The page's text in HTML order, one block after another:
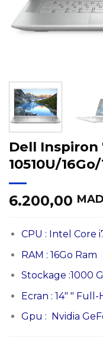
Dell Inspiron
10510U/
6.200,00 MAD
CPU : Intel Core
RAM : 16Go Ram
Stockage :1000
Ecran : 14″ ″
Gpu : Nvidia